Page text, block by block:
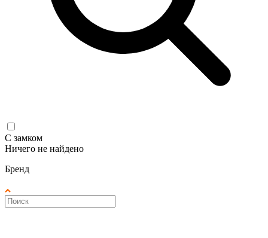
С замком
Ничего не найдено
Бренд